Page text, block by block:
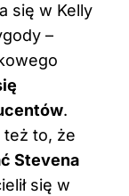
się w Kelly
–
.
też to, że
Stevena
się w